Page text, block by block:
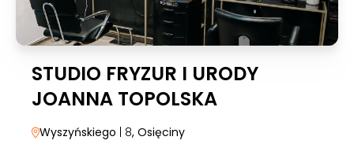
STUDIO FRYZUR I URODY
JOANNA TOPOLSKA
Wyszyńskiego | 8, Osięciny